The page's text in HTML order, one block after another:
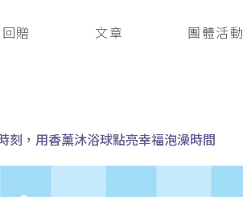
贈 文章 團體活動
刻，用香薰沐浴球點亮幸福泡澡時間